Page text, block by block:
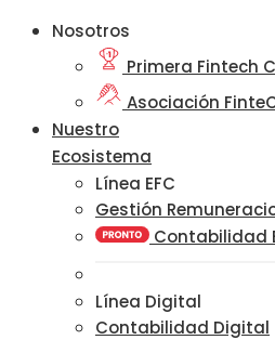
Nosotros
Primera Fintech
Asociación
Nuestro
Ecosistema
Línea EFC
Gestión
Contabilidad
Línea Digital
Contabilidad Digital